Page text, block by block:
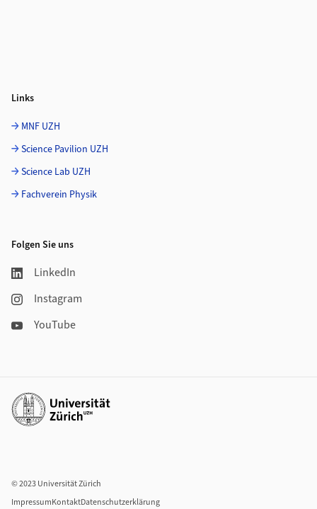
Links
MNF UZH
Science Pavilion UZH
Science Lab UZH
Fachverein Physik
Folgen Sie uns
LinkedIn
Instagram
YouTube
Weiterführende Links
© 2023 Universität Zürich
ImpressumKontaktDatenschutzerklärung